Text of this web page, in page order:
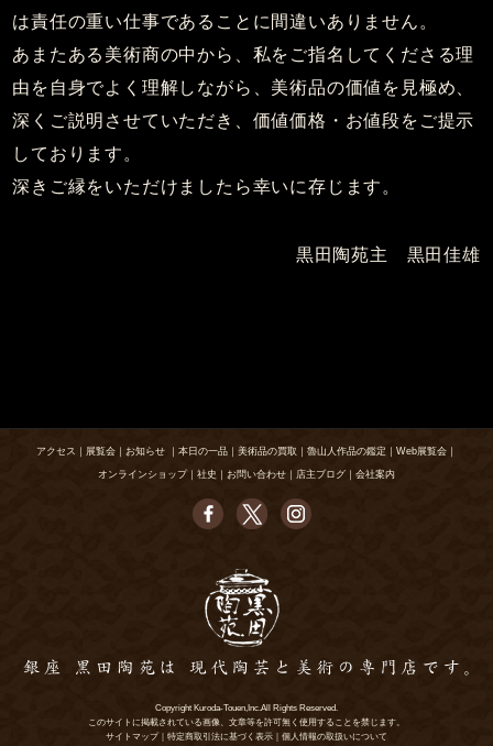
は責任の重い仕事であることに間違いありません。
あまたある美術商の中から、私をご指名してくださる理
由を自身でよく理解しながら、美術品の価値を見極め、
深くご説明させていただき、価値価格・お値段をご提示
しております。
深きご縁をいただけましたら幸いに存じます。
黒田陶苑主 黒田佳雄
アクセス ｜ 展覧会 ｜ お知らせ ｜ 本日の一品 ｜ 美術品の買取 ｜ 魯山人作品の鑑定 ｜ Web展覧会 ｜
オンラインショップ｜ 社史 ｜ お問い合わせ ｜ 店主ブログ ｜ 会社案内
Copyright Kuroda-Touen,Inc.All Rights Reserved.
このサイトに掲載されている画像、文章等を許可無く使用することを禁じます。
サイトマップ
特定商取引法に基づく表示 個人情報の取扱いについて